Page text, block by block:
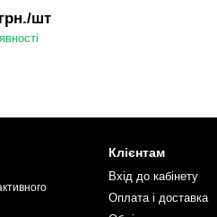
шт
Клієнтам
Вхід до кабінету
Оплата і доставка